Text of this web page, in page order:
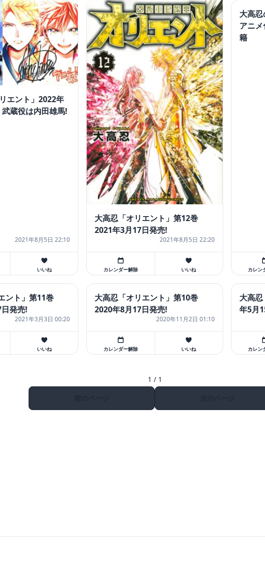
エント」2022年
蔵役は内田雄馬!
2021年8月5日 22:10
いいね
大高忍「オリエント」第12巻
2021年3月17日発売!
2021年8月5日 22:20
カレンダー解除 いいね
大高
アニ
籍
カレン
ント」第11巻
発売!
2021年3月3日 00:20
いいね
大高忍「オリエント」第10巻
2020年8月17日発売!
2020年11月2日 01:10
カレンダー解除 いいね
大高
年5月
カレン
1 / 1